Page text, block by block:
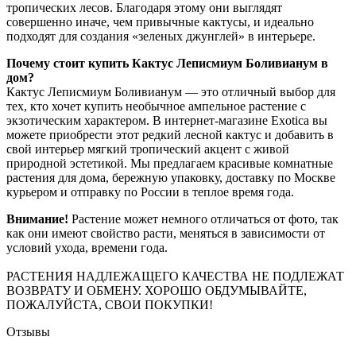
тропических лесов. Благодаря этому они выглядят
совершенно иначе, чем привычные кактусы, и идеально
подходят для создания «зеленых джунглей» в интерьере.
Почему стоит купить Кактус Леписмиум Боливианум в
дом?
Кактус Леписмиум Боливианум — это отличный выбор для
тех, кто хочет купить необычное ампельное растение с
экзотическим характером. В интернет-магазине Exotica вы
можете приобрести этот редкий лесной кактус и добавить в
свой интерьер мягкий тропический акцент с живой
природной эстетикой. Мы предлагаем красивые комнатные
растения для дома, бережную упаковку, доставку по Москве
курьером и отправку по России в теплое время года.
Внимание! Растение может немного отличаться от фото, так
как они имеют свойство расти, меняться в зависимости от
условий ухода, времени года.
РАСТЕНИЯ НАДЛЕЖАЩЕГО КАЧЕСТВА НЕ ПОДЛЕЖАТ
ВОЗВРАТУ И ОБМЕНУ. ХОРОШО ОБДУМЫВАЙТЕ,
ПОЖАЛУЙСТА, СВОИ ПОКУПКИ!
Отзывы